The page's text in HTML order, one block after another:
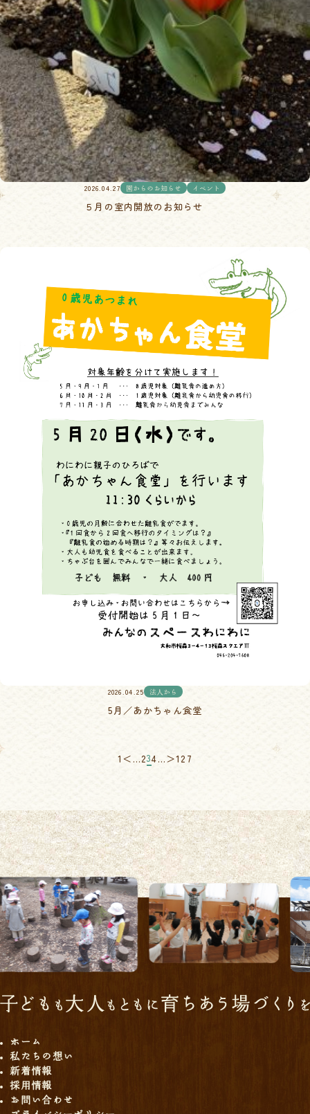
2026.04.27 園からのお知らせ イベント
５月の室内開放のお知らせ
2026.04.25 法人から
5月／あかちゃん食堂
1 ＜ …234…＞127
ホーム
私たちの想い
新着情報
採用情報
お問い合わせ